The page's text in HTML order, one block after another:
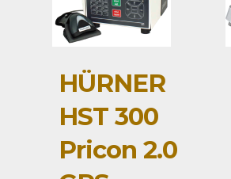
HÜRNER
HST 300
Pricon 2.0